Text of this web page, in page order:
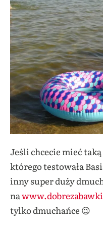
Jeśli chcecie mieć
którego testowała
inny super duży
na
tylko dmuchańce 😉